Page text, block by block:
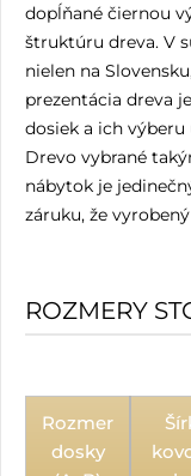
dopĺňané čiernou
štruktúru dreva. V
nielen na
prezentácia dreva
dosiek a ich výberu
Drevo vybrané
nábytok je
záruku, že
ROZMERY
Rozmer
dosky